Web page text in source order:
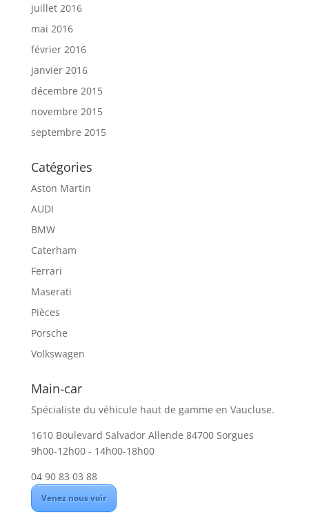
juillet 2016
mai 2016
février 2016
janvier 2016
décembre 2015
novembre 2015
septembre 2015
Catégories
Aston Martin
AUDI
BMW
Caterham
Ferrari
Maserati
Pièces
Porsche
Volkswagen
Main-car
Spécialiste du véhicule haut de gamme en Vaucluse.
1610 Boulevard Salvador Allende 84700 Sorgues
9h00-12h00 - 14h00-18h00
04 90 83 03 88
Venez nous voir